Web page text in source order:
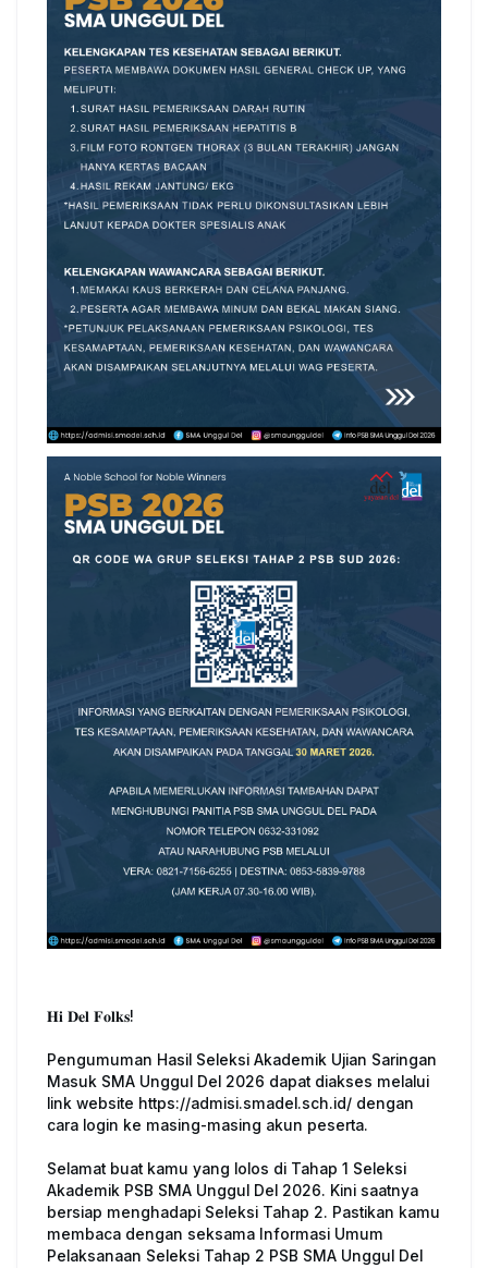
𝐇𝐢 𝐃𝐞𝐥 𝐅𝐨𝐥𝐤𝐬!
Pengumuman Hasil Seleksi Akademik Ujian Saringan
Masuk SMA Unggul Del 2026 dapat diakses melalui
link website https://admisi.smadel.sch.id/ dengan
cara login ke masing-masing akun peserta.
Selamat buat kamu yang lolos di Tahap 1 Seleksi
Akademik PSB SMA Unggul Del 2026. Kini saatnya
bersiap menghadapi Seleksi Tahap 2. Pastikan kamu
membaca dengan seksama Informasi Umum
Pelaksanaan Seleksi Tahap 2 PSB SMA Unggul Del